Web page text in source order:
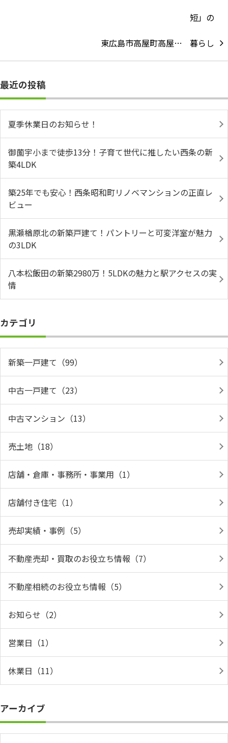
東広島市高屋町高屋…
最近の投稿
夏季休業日のお知らせ！
御薗宇小まで徒歩13分！子育て世代に推したい西条の新
築4LDK
築25年でも安心！西条昭和町リノベマンションの正直レ
ビュー
黒瀬楢原北の新築戸建て！パントリーと可変洋室が魅力
の3LDK
八本松飯田の新築2980万！5LDKの魅力と駅アクセスの実
情
カテゴリ
新築一戸建て（99）
中古一戸建て（23）
中古マンション（13）
売土地（18）
店舗・倉庫・事務所・事業用（1）
店舗付き住宅（1）
売却実績・事例（5）
不動産売却・買取のお役立ち情報（7）
不動産相続のお役立ち情報（5）
お知らせ（2）
営業日（1）
休業日（11）
アーカイブ